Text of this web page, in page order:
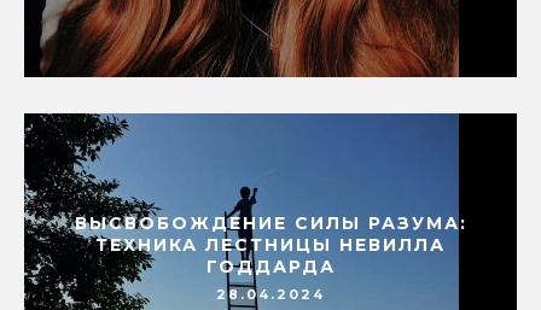
ВЫСВОБОЖДЕНИЕ СИЛЫ РАЗУМА:
ТЕХНИКА ЛЕСТНИЦЫ НЕВИЛЛА
ГОДДАРДА
28.04.2024